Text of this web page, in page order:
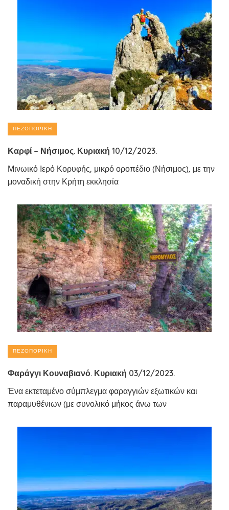
ΠΕΖΟΠΟΡΙΚΉ
Καρφί – Νήσιμος. Κυριακή 10/12/2023.
Μινωικό Ιερό Κορυφής, μικρό οροπέδιο (Νήσιμος), με την
μοναδική στην Κρήτη εκκλησία
ΠΕΖΟΠΟΡΙΚΉ
Φαράγγι Κουναβιανό. Κυριακή 03/12/2023.
Ένα εκτεταμένο σύμπλεγμα φαραγγιών εξωτικών και
παραμυθένιων (με συνολικό μήκος άνω των